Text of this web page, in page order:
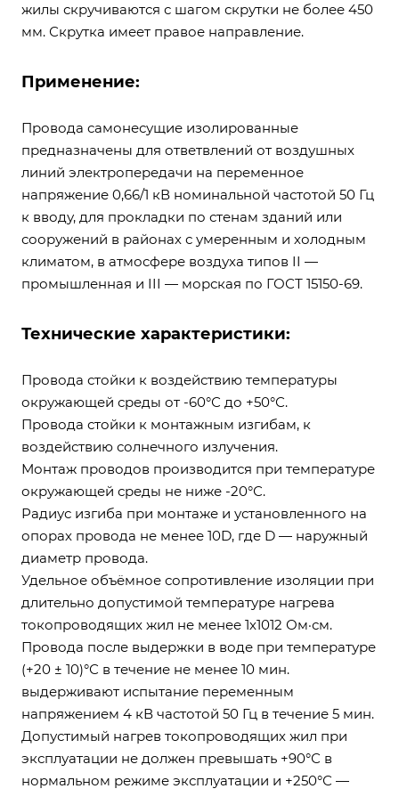
жилы скручиваются с шагом скрутки не более 450
мм. Скрутка имеет правое направление.
Применение:
Провода самонесущие изолированные
предназначены для ответвлений от воздушных
линий электропередачи на переменное
напряжение 0,66/1 кВ номинальной частотой 50 Гц
к вводу, для прокладки по стенам зданий или
сооружений в районах с умеренным и холодным
климатом, в атмосфере воздуха типов II —
промышленная и III — морская по ГОСТ 15150-69.
Технические характеристики:
Провода стойки к воздействию температуры
окружающей среды от -60°С до +50°С.
Провода стойки к монтажным изгибам, к
воздействию солнечного излучения.
Монтаж проводов производится при температуре
окружающей среды не ниже -20°С.
Радиус изгиба при монтаже и установленного на
опорах провода не менее 10D, где D — наружный
диаметр провода.
Удельное объёмное сопротивление изоляции при
длительно допустимой температуре нагрева
токопроводящих жил не менее 1х1012 Ом·см.
Провода после выдержки в воде при температуре
(+20 ± 10)°С в течение не менее 10 мин.
выдерживают испытание переменным
напряжением 4 кВ частотой 50 Гц в течение 5 мин.
Допустимый нагрев токопроводящих жил при
эксплуатации не должен превышать +90°С в
нормальном режиме эксплуатации и +250°С —